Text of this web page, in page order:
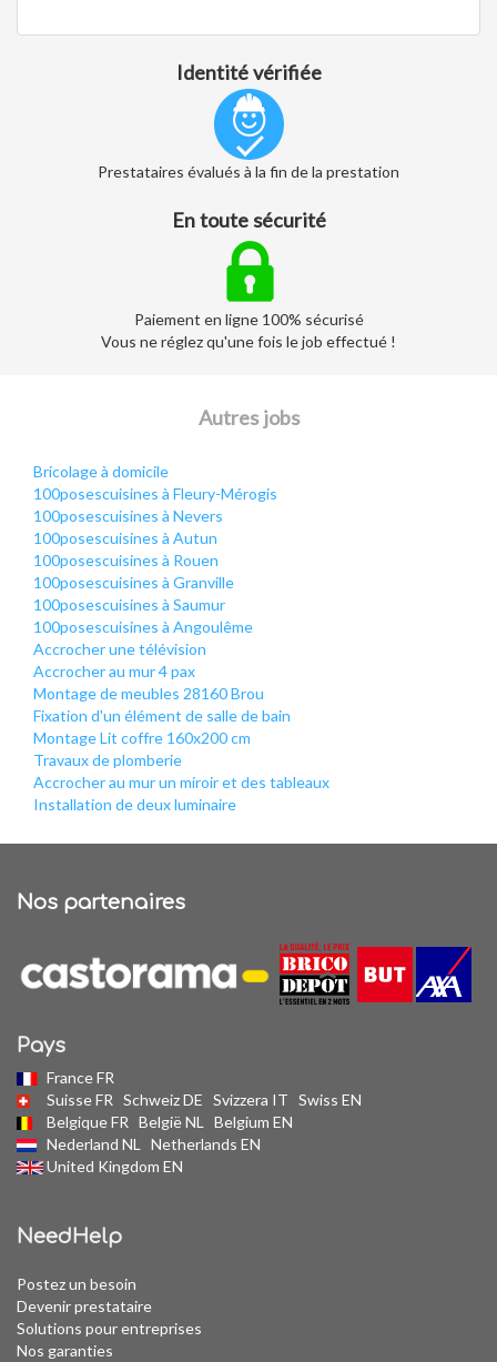
Identité vérifiée
Prestataires évalués à la fin de la prestation
En toute sécurité
Paiement en ligne 100% sécurisé
Vous ne réglez qu'une fois le job effectué !
Autres jobs
Bricolage à domicile
100posescuisines à Fleury-Mérogis
100posescuisines à Nevers
100posescuisines à Autun
100posescuisines à Rouen
100posescuisines à Granville
100posescuisines à Saumur
100posescuisines à Angoulême
Accrocher une télévision
Accrocher au mur 4 pax
Montage de meubles 28160 Brou
Fixation d'un élément de salle de bain
Montage Lit coffre 160x200 cm
Travaux de plomberie
Accrocher au mur un miroir et des tableaux
Installation de deux luminaire
Nos partenaires
Pays
France FR
Suisse FR Schweiz DE Svizzera IT Swiss EN
Belgique FR België NL
Belgium EN
Nederland NL
Netherlands EN
United Kingdom EN
NeedHelp
Postez un besoin
Devenir prestataire
Solutions pour entreprises
Nos garanties